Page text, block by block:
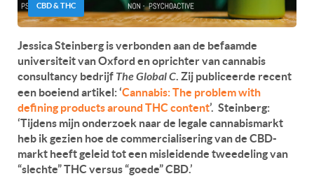
CBD & THC
Jessica Steinberg is verbonden aan de befaamde
universiteit van Oxford en oprichter van cannabis
consultancy bedrijf The Global C. Zij publiceerde recent
een boeiend artikel: ‘Cannabis: The problem with
defining products around THC content’. Steinberg:
‘Tijdens mijn onderzoek naar de legale cannabismarkt
heb ik gezien hoe de commercialisering van de CBD-
markt heeft geleid tot een misleidende tweedeling van
“slechte” THC versus “goede” CBD.’